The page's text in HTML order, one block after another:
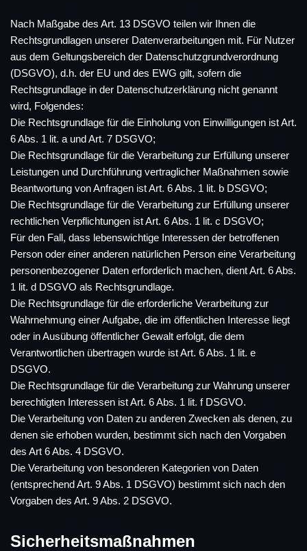
Nach Maßgabe des Art. 13 DSGVO teilen wir Ihnen die
Rechtsgrundlagen unserer Datenverarbeitungen mit. Für Nutzer
aus dem Geltungsbereich der Datenschutzgrundverordnung
(DSGVO), d.h. der EU und des EWG gilt, sofern die
Rechtsgrundlage in der Datenschutzerklärung nicht genannt
wird, Folgendes:
Die Rechtsgrundlage für die Einholung von Einwilligungen ist Art.
6 Abs. 1 lit. a und Art. 7 DSGVO;
Die Rechtsgrundlage für die Verarbeitung zur Erfüllung unserer
Leistungen und Durchführung vertraglicher Maßnahmen sowie
Beantwortung von Anfragen ist Art. 6 Abs. 1 lit. b DSGVO;
Die Rechtsgrundlage für die Verarbeitung zur Erfüllung unserer
rechtlichen Verpflichtungen ist Art. 6 Abs. 1 lit. c DSGVO;
Für den Fall, dass lebenswichtige Interessen der betroffenen
Person oder einer anderen natürlichen Person eine Verarbeitung
personenbezogener Daten erforderlich machen, dient Art. 6 Abs.
1 lit. d DSGVO als Rechtsgrundlage.
Die Rechtsgrundlage für die erforderliche Verarbeitung zur
Wahrnehmung einer Aufgabe, die im öffentlichen Interesse liegt
oder in Ausübung öffentlicher Gewalt erfolgt, die dem
Verantwortlichen übertragen wurde ist Art. 6 Abs. 1 lit. e
DSGVO.
Die Rechtsgrundlage für die Verarbeitung zur Wahrung unserer
berechtigten Interessen ist Art. 6 Abs. 1 lit. f DSGVO.
Die Verarbeitung von Daten zu anderen Zwecken als denen, zu
denen sie erhoben wurden, bestimmt sich nach den Vorgaben
des Art 6 Abs. 4 DSGVO.
Die Verarbeitung von besonderen Kategorien von Daten
(entsprechend Art. 9 Abs. 1 DSGVO) bestimmt sich nach den
Vorgaben des Art. 9 Abs. 2 DSGVO.
Sicherheitsmaßnahmen